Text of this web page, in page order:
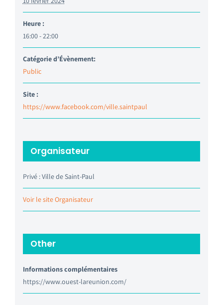
Heure :
16:00 - 22:00
Catégorie d’Évènement:
Public
Site :
https://www.facebook.com/ville.saintpaul
Organisateur
Privé : Ville de Saint-Paul
Voir le site Organisateur
Other
Informations complémentaires
https://www.ouest-lareunion.com/